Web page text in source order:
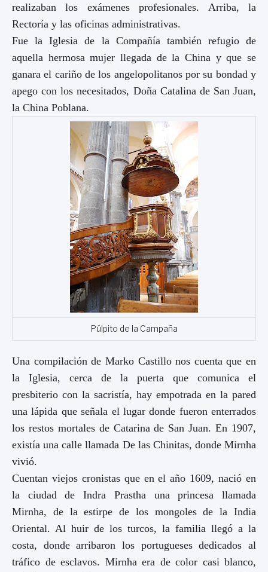
realizaban los exámenes profesionales. Arriba, la
Rectoría y las oficinas administrativas.
Fue la Iglesia de la Compañía también refugio de
aquella hermosa mujer llegada de la China y que se
ganara el cariño de los angelopolitanos por su bondad y
apego con los necesitados, Doña Catalina de San Juan,
la China Poblana.
Púlpito de la Campaña
Una compilación de Marko Castillo nos cuenta que en
la Iglesia, cerca de la puerta que comunica el
presbiterio con la sacristía, hay empotrada en la pared
una lápida que señala el lugar donde fueron enterrados
los restos mortales de Catarina de San Juan. En 1907,
existía una calle llamada De las Chinitas, donde Mirnha
vivió.
Cuentan viejos cronistas que en el año 1609, nació en
la ciudad de Indra Prastha una princesa llamada
Mirnha, de la estirpe de los mongoles de la India
Oriental. Al huir de los turcos, la familia llegó a la
costa, donde arribaron los portugueses dedicados al
tráfico de esclavos. Mirnha era de color casi blanco,